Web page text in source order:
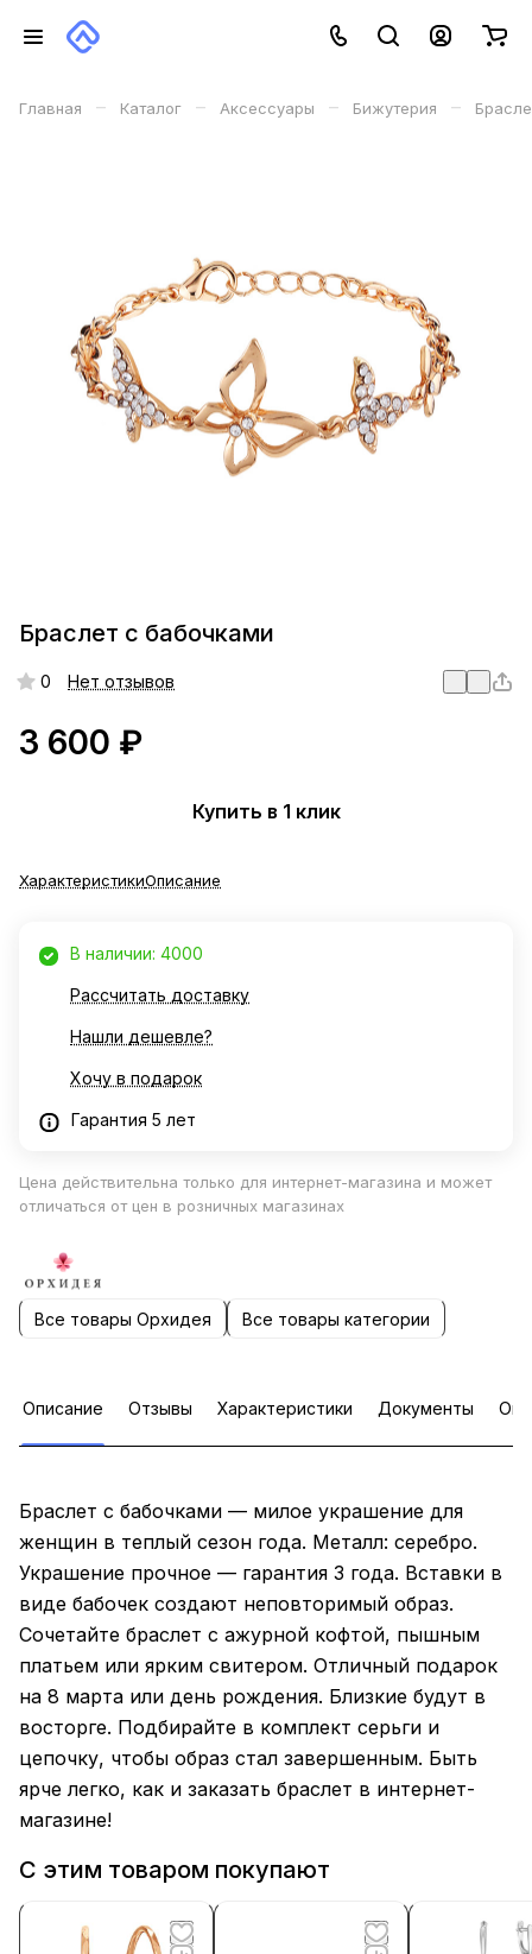
Главная – Каталог – Аксессуары – Бижутерия –
Браслет с бабочками
0 Нет отзывов
3 600 ₽
Купить в 1 клик
ХарактеристикиОписание
В наличии: 4000
Рассчитать доставку
Нашли дешевле?
Хочу в подарок
Гарантия 5 лет
Цена действительна только для интернет-магазина и может
отличаться от цен в розничных магазинах
Все товары Орхидея Все товары категории
Описание Отзывы Характеристики Документы
Браслет с бабочками — милое украшение для
женщин в теплый сезон года. Металл: серебро.
Украшение прочное — гарантия 3 года. Вставки в
виде бабочек создают неповторимый образ.
Сочетайте браслет с ажурной кофтой, пышным
платьем или ярким свитером. Отличный подарок
на 8 марта или день рождения. Близкие будут в
восторге. Подбирайте в комплект серьги и
цепочку, чтобы образ стал завершенным. Быть
ярче легко, как и заказать браслет в интернет-
магазине!
С этим товаром покупают